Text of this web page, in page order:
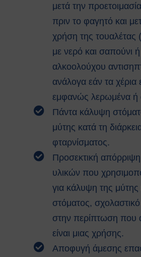
Τεχνοστρές
Εθνική Νομοθεσία
Ευρωπαϊκοί
ΧΡΗΣΙΜΑ
Νέα &
Εκδηλώσεις
Άρθρα
Γενικές Οδηγίες
Προστασία)
Γενικές
Δασικές
Σεισμοί
μετά την
πριν το φαγητό και
χρήση της τουαλέτας
με νερό και σαπούνι
αλκοολούχου
ανάλογα εάν τα χέρια
εμφανώς λερωμένα ή
Πάντα κάλυψη
μύτης κατά τη
φταρνίσματος.
Προσεκτική
υλικών που
για κάλυψη της μύτης
στόματος,
στην περίπτωση που
είναι μιας χρήσης.
Αποφυγή άμεσης